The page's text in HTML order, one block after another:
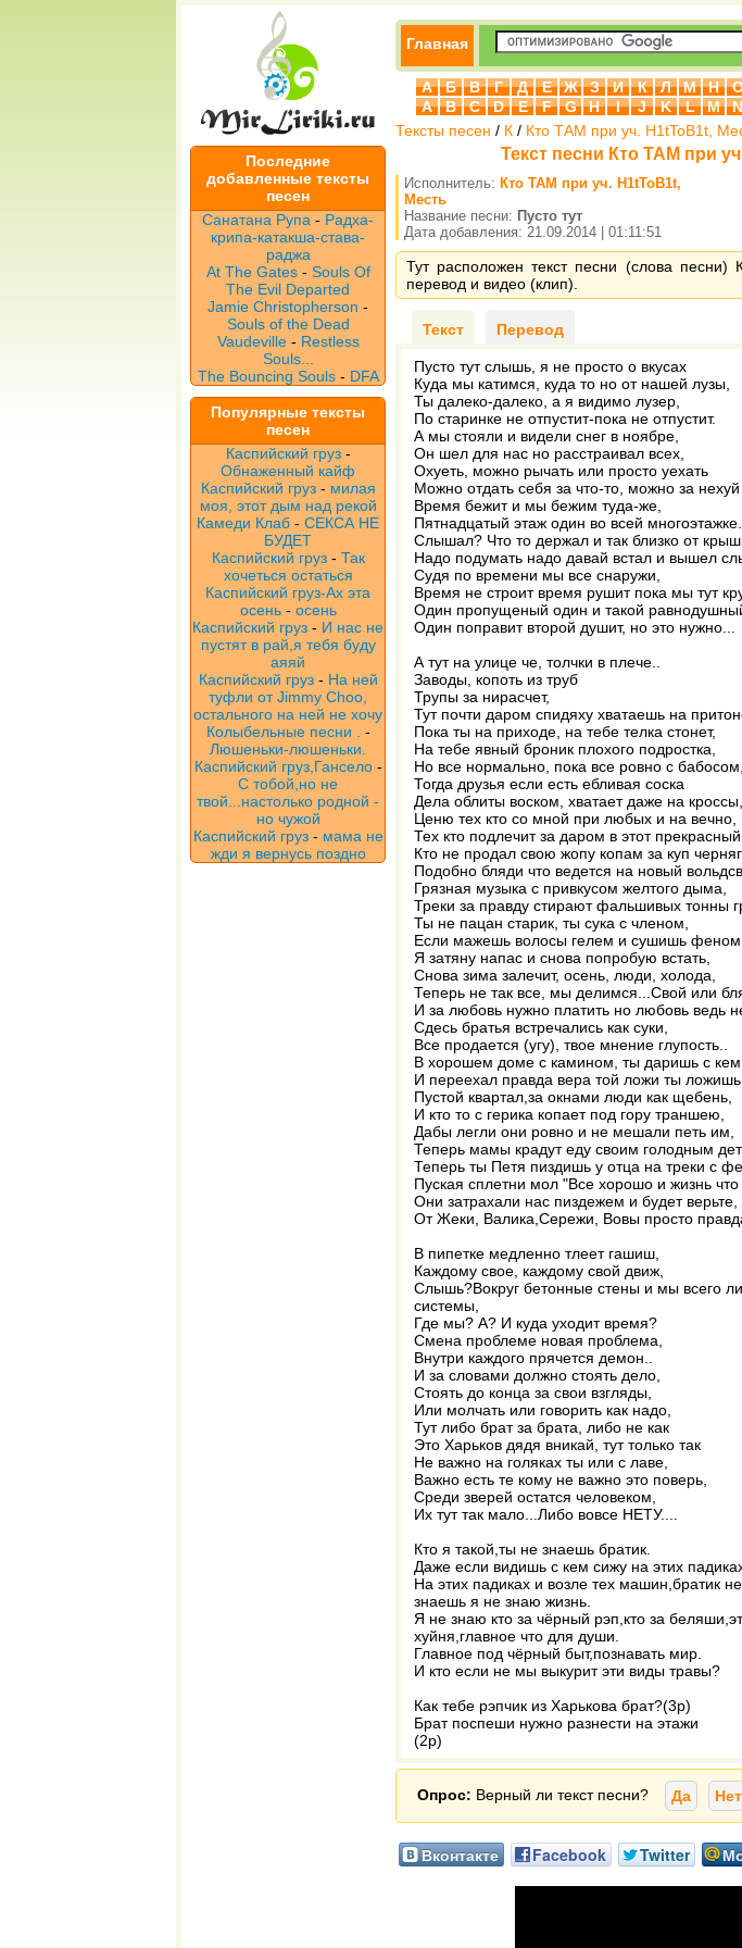
Последние
добавленные тексты
песен
Санатана Рупа - Радха-
крипа-катакша-става-
раджа
At The Gates- Souls Of
The Evil Departed
Jamie Christopherson -
Souls of the Dead
Vaudeville - Restless
Souls...
The Bouncing Souls- DFA
Популярные тексты
песен
Каспийский груз-
Обнаженный кайф
Каспийский груз- милая
моя, этот дым над рекой
Камеди Клаб - СЕКСА НЕ
БУДЕТ
Каспийский груз- Так
хочеться остаться
Каспийский груз-Ах эта
осень- осень
Каспийский груз - И нас не
пустят в рай,я тебя буду
аяяй
Каспийский груз- На ней
туфли от Jimmy Choo,
остального на ней не хочу
Колыбельные песни .
-
Люшеньки-люшеньки.
Каспийский груз,Гансело-
С тобой,но не
твой...настолько родной -
но чужой
Каспийский груз- мама не
жди я вернусь поздно
Главная
А Б В Г Д Е Ж З И К Л М Н
A
B C D E F G H I J K L M N
Тексты песен / К / Кто ТАМ при уч. H1tToB1t,
Текст песни Кто ТАМ при
Исполнитель: Кто ТАМ при уч. H1tToB1t,
Месть
Название песни: Пусто тут
Дата добавления: 21.09.2014 | 01:11:51
Тут расположен текст песни (слова
перевод и видео (клип).
Текст Перевод
Пусто тут слышь, я не просто о вкусах
Куда мы катимся, куда то но от нашей лузы,
Ты далеко-далеко, а я видимо лузер,
По старинке не отпустит-пока не отпустит.
А мы стояли и видели снег в ноябре,
Он шел для нас но расстраивал всех,
Охуеть, можно рычать или просто уехать
Можно отдать себя за что-то, можно за нехуй
Время бежит и мы бежим туда-же,
Пятнадцатый этаж один во всей многоэтажке.
Слышал? Что то держал и так близко от
Надо подумать надо давай встал и вышел
Судя по времени мы все снаружи,
Время не строит время рушит пока мы тут
Один пропущеный один и такой
Один поправит второй душит, но это нужно...
А тут на улице че, толчки в плече..
Заводы, копоть из труб
Трупы за нирасчет,
Тут почти даром спидяху хватаешь на
Пока ты на приходе, на тебе телка стонет,
На тебе явный броник плохого подростка,
Но все нормально, пока все ровно с бабосом,
Тогда друзья если есть ебливая соска
Дела облиты воском, хватает даже на кроссы,
Ценю тех кто со мной при любых и на вечно,
Тех кто подлечит за даром в этот прекрасный
Кто не продал свою жопу копам за куп
Подобно бляди что ведется на новый
Грязная музыка с привкусом желтого дыма,
Треки за правду стирают фальшивых тонны
Ты не пацан старик, ты сука с членом,
Если мажешь волосы гелем и сушишь феном,
Я затяну напас и снова попробую встать,
Снова зима залечит, осень, люди, холода,
Теперь не так все, мы делимся...Свой или
И за любовь нужно платить но любовь ведь не
Сдесь братья встречались как суки,
Все продается (угу), твое мнение глупость..
В хорошем доме с камином, ты даришь с кем
И переехал правда вера той ложи ты ложишь
Пустой квартал,за окнами люди как щебень,
И кто то с герика копает под гору траншею,
Дабы легли они ровно и не мешали петь им,
Теперь мамы крадут еду своим голодным
Теперь ты Петя пиздишь у отца на треки с
Пуская сплетни мол "Все хорошо и жизнь
Они затрахали нас пиздежем и будет верьте,
От Жеки, Валика,Сережи, Вовы просто
В пипетке медленно тлеет гашиш,
Каждому свое, каждому свой движ,
Слышь?Вокруг бетонные стены и мы всего
системы,
Где мы? А? И куда уходит время?
Смена проблеме новая проблема,
Внутри каждого прячется демон..
И за словами должно стоять дело,
Стоять до конца за свои взгляды,
Или молчать или говорить как надо,
Тут либо брат за брата, либо не как
Это Харьков дядя вникай, тут только так
Не важно на голяках ты или с лаве,
Важно есть те кому не важно это поверь,
Среди зверей остатся человеком,
Их тут так мало...Либо вовсе НЕТУ....
Кто я такой,ты не знаешь братик.
Даже если видишь с кем сижу на этих
На этих падиках и возле тех машин,братик
знаешь я не знаю жизнь.
Я не знаю кто за чёрный рэп,кто за
хуйня,главное что для души.
Главное под чёрный быт,познавать мир.
И кто если не мы выкурит эти виды травы?
Как тебе рэпчик из Харькова брат?(3р)
Брат поспеши нужно разнести на этажи
(2р)
Опрос: Верный ли текст песни? Да Нет
Вконтакте Facebook Twitter